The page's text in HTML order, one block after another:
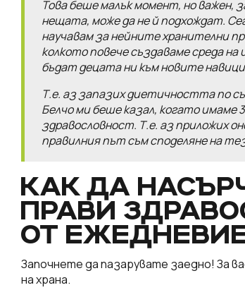
Това беше малък момент, но важен,
нещата, може да не й подхождат.
научавам за нейните хранителни
колкото повече създаваме среда
бъдат децата ни към новите
Т.е. аз запазих диетичността по
Белчо ми беше казал, когато
здравословност. Т.е. аз приложих
правилния път съм споделяне на
КАК ДА
ПРАВИ
ОТ
Започнете да пазарувате заедно! За
на храна.